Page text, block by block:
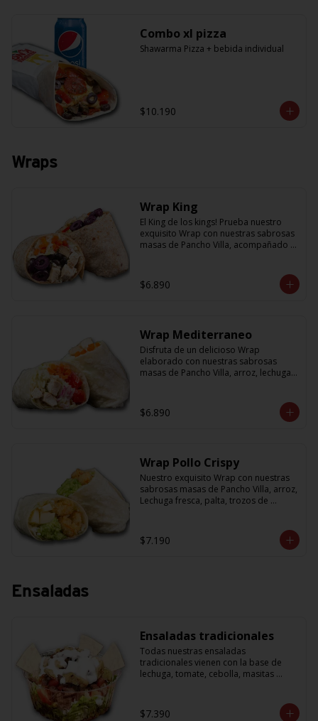
Combo xl pizza
Shawarma Pizza + bebida individual
$10.190
Wraps
Wrap King
El King de los kings! Prueba nuestro
exquisito Wrap con nuestras sabrosas
masas de Pancho Villa, acompañado
salsa en base a lactonesa
$6.890
Wrap Mediterraneo
Disfruta de un delicioso Wrap
elaborado con nuestras sabrosas
masas de Pancho Villa, arroz, lechuga
plancha acompañado de una salsa en
base a lactonesa
$6.890
Wrap Pollo Crispy
Nuestro exquisito Wrap con nuestras
sabrosas masas de Pancho Villa, arroz,
Lechuga fresca, palta, trozos de
$7.190
Ensaladas
Ensaladas tradicionales
Todas nuestras ensaladas
tradicionales vienen con la base de
lechuga, tomate, cebolla, masitas
proteína que más te guste.
$7.390